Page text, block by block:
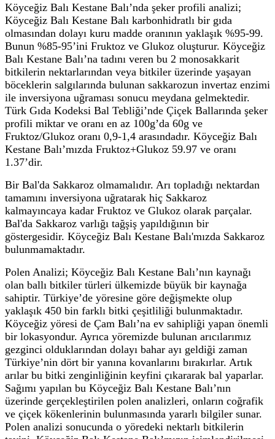
Köyceğiz Balı Kestane Balı’nda şeker profili analizi;
Köyceğiz Balı Kestane Balı karbonhidratlı bir gıda
olmasından dolayı kuru madde oranının yaklaşık %95-99.
Bunun %85-95’ini Fruktoz ve Glukoz oluşturur. Köyceğiz
Balı Kestane Balı’na tadını veren bu 2 monosakkarit
bitkilerin nektarlarından veya bitkiler üzerinde yaşayan
böceklerin salgılarında bulunan sakkarozun invertaz enzimi
ile inversiyona uğraması sonucu meydana gelmektedir.
Türk Gıda Kodeksi Bal Tebliği’nde Çiçek Ballarında şeker
profili miktar ve oranı en az 100g’da 60g ve
Fruktoz/Glukoz oranı 0,9-1,4 arasındadır. Köyceğiz Balı
Kestane Balı’mızda Fruktoz+Glukoz 59.97 ve oranı
1.37’dir.
Bir Bal'da Sakkaroz olmamalıdır. Arı topladığı nektardan
tamamını inversiyona uğratarak hiç Sakkaroz
kalmayıncaya kadar Fruktoz ve Glukoz olarak parçalar.
Bal'da Sakkaroz varlığı tağşiş yapıldığının bir
göstergesidir. Köyceğiz Balı Kestane Balı'mızda Sakkaroz
bulunmamaktadır.
Polen Analizi; Köyceğiz Balı Kestane Balı’nın kaynağı
olan ballı bitkiler türleri ülkemizde büyük bir kaynağa
sahiptir. Türkiye’de yöresine göre değişmekte olup
yaklaşık 450 bin farklı bitki çeşitliliği bulunmaktadır.
Köyceğiz yöresi de Çam Balı’na ev sahipliği yapan önemli
bir lokasyondur. Ayrıca yöremizde bulunan arıcılarımız
gezginci olduklarından dolayı bahar ayı geldiği zaman
Türkiye’nin dört bir yanına kovanlarını bırakırlar. Artık
arılar bu bitki zenginliğinin keyfini çıkararak bal yaparlar.
Sağımı yapılan bu Köyceğiz Balı Kestane Balı’nın
üzerinde gerçekleştirilen polen analizleri, onların coğrafik
ve çiçek kökenlerinin bulunmasında yararlı bilgiler sunar.
Polen analizi sonucunda o yöredeki nektarlı bitkilerin